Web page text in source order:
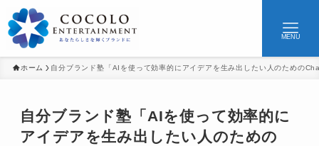
MENU
ホーム 自分ブランド塾「AIを使って効率的にアイデアを生み出したい人のための
自分ブランド塾「AIを使って効率的に
アイデアを生み出したい人のための